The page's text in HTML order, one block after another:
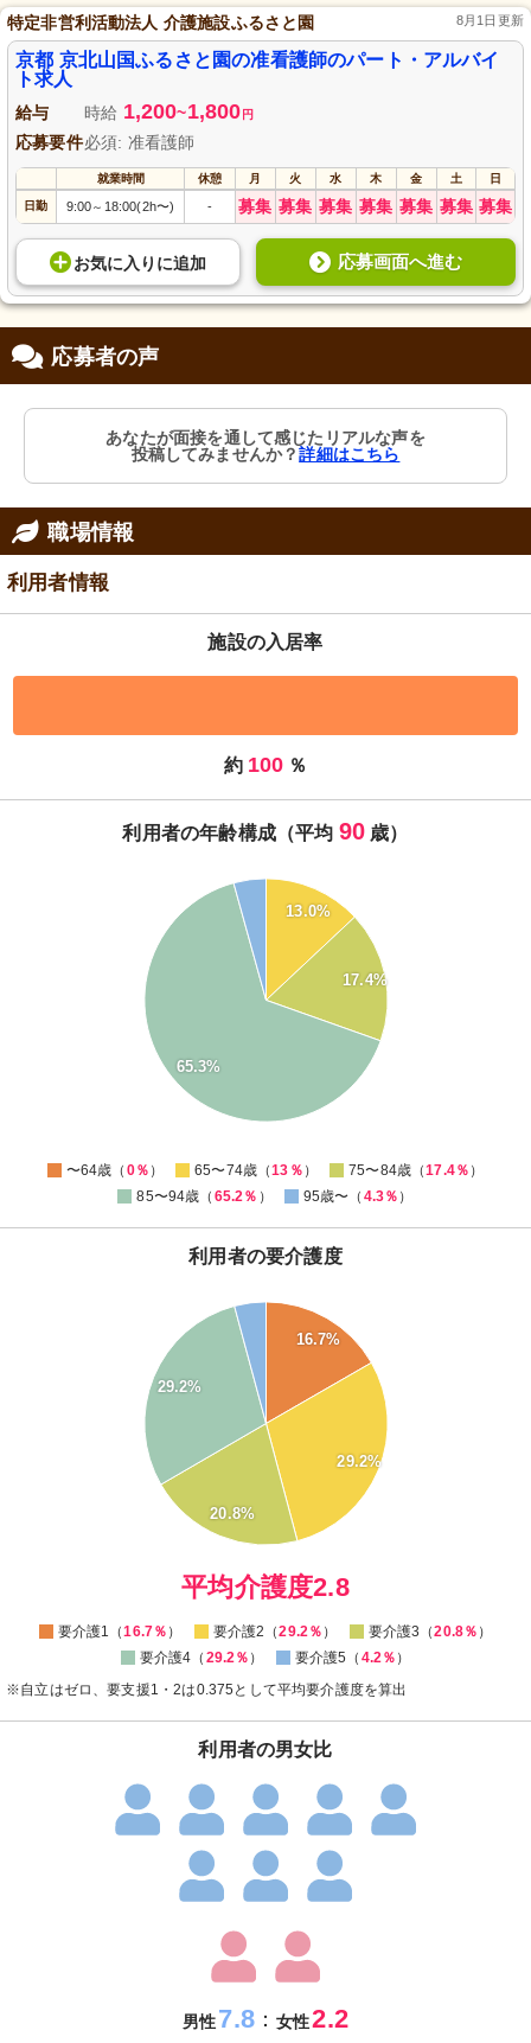
特定非営利活動法人 介護施設ふるさと園 8月1日更新
京都 京北山国ふるさと園の准看護師のパート・アルバイ
ト求人
給与 時給 1,200~1,800 円
応募要件必須: 准看護師
就業時間 休憩 月 火 水 木 金 土 日
日勤 9:00～ 18:00(2h〜) - 募集 募集 募集 募集 募集 募集 募集
お気に入り に追加 応募画面へ進む
応募者の声
あなたが面接を通して感じたリアルな声を
投稿してみませんか？詳細はこちら
職場情報
利用者情報
施設の入居率
約 100 ％
利用者の年齢構成（平均 90歳）
13.0%
17.4%
65.3%
〜64歳（ 0％ ） 65〜74歳（13％ ） 75〜84歳（17.4％ ）
85〜94歳（ 65.2％ ） 95歳〜（ 4.3％ ）
利用者の要介護度
16.7%
29.2%
20.8%
29.2%
0
平均介護度2.8
要介護1（16.7％ ） 要介護2（29.2％ ） 要介護3（20.8％ ）
要介護4（ 29.2％ ） 要介護5（ 4.2％ ）
※自立はゼロ、要支援1・2は0.375として平均要介護度を算出
利用者の男女比
男性7.8：女性2.2